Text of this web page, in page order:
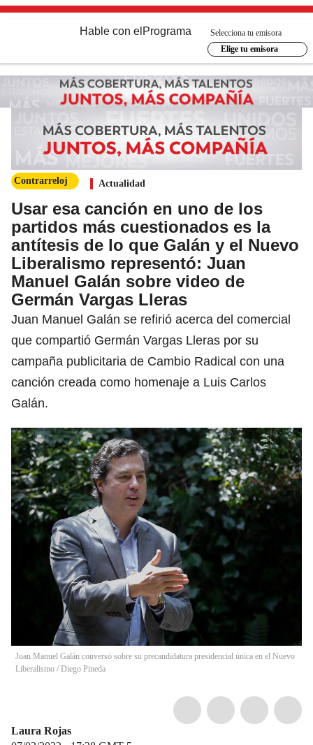
Hable con el Programa
Selecciona tu emisora
Elige tu emisora
Contrarreloj Actualidad
Usar esa canción en uno de los
partidos más cuestionados es la
antítesis de lo que Galán y el Nuevo
Liberalismo representó: Juan
Manuel Galán sobre video de
Germán Vargas Lleras
Juan Manuel Galán se refirió acerca del comercial
que compartió Germán Vargas Lleras por su
campaña publicitaria de Cambio Radical con una
canción creada como homenaje a Luis Carlos
Galán.
Juan Manuel Galán conversó sobre su precandidatura presidencial única en el Nuevo
Liberalismo / Diego Pineda
Laura Rojas